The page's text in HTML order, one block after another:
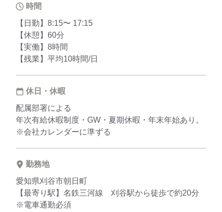
時間
【日勤】8:15〜 17:15
【休憩】60分
【実働】8時間
【残業】平均10時間/日
休日・休暇
配属部署による
年次有給休暇制度・GW・夏期休暇・年末年始あり。
※会社カレンダーに準ずる
勤務地
愛知県刈谷市朝日町
【最寄り駅】名鉄三河線 刈谷駅から徒歩で約20分
※電車通勤必須